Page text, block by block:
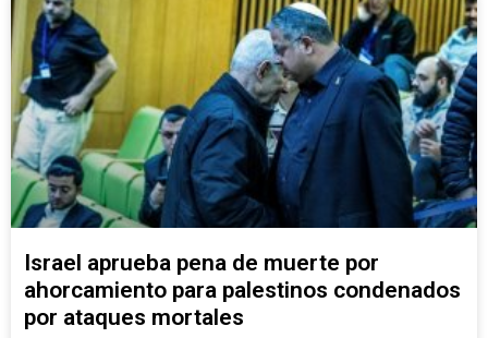
Israel aprueba pena de muerte por
ahorcamiento para palestinos condenados
por ataques mortales